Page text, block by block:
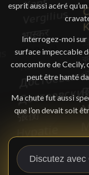
esprit aussi acéré
Interrogez-moi sur
surface impeccable
concombre de Cecily,
peut être hanté
Ma chute fut aussi
que l’on devait soit